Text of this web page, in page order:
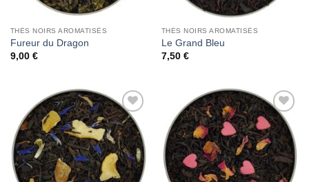
THÉS NOIRS AROMATISÉS
Fureur du Dragon
9,00 €
THÉS NOIRS AROMATISÉS
Le Grand Bleu
7,50 €
Add to
Wishlist
Add to
Wishlist